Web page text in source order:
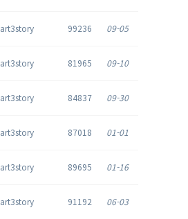
art3story 99236 09-05
art3story 81965 09-10
art3story 84837 09-30
art3story 87018 01-01
art3story 89695 01-16
art3story 91192 06-03